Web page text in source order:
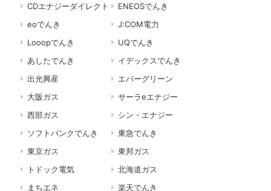
CDエナジーダイレクト
ENEOSでんき
eoでんき
J:COM電力
Looopでんき
UQでんき
あしたでんき
イデックスでんき
出光興産
エバーグリーン
大阪ガス
サーラeエナジー
西部ガス
シン・エナジー
ソフトバンクでんき
東急でんき
東京ガス
東邦ガス
トドック電気
北海道ガス
まちエネ
楽天でんき